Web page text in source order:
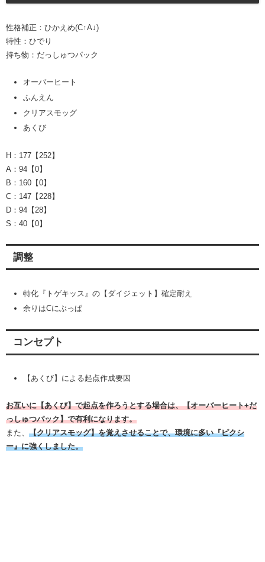
性格補正：ひかえめ(C↑A↓)
特性：ひでり
持ち物：だっしゅつパック
オーバーヒート
ふんえん
クリアスモッグ
あくび
H：177【252】
A：94【0】
B：160【0】
C：147【228】
D：94【28】
S：40【0】
調整
特化『トゲキッス』の【ダイジェット】確定耐え
余りはCにぶっぱ
コンセプト
【あくび】による起点作成要因
お互いに【あくび】で起点を作ろうとする場合は、【オーバーヒート+だ
っしゅつパック】で有利になります。
また、 【クリアスモッグ】を覚えさせることで、環境に多い『ピクシ
ー』に強くしました。